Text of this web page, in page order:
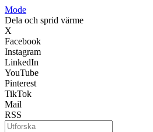
Mode
Dela och sprid värme
X
Facebook
Instagram
LinkedIn
YouTube
Pinterest
TikTok
Mail
RSS